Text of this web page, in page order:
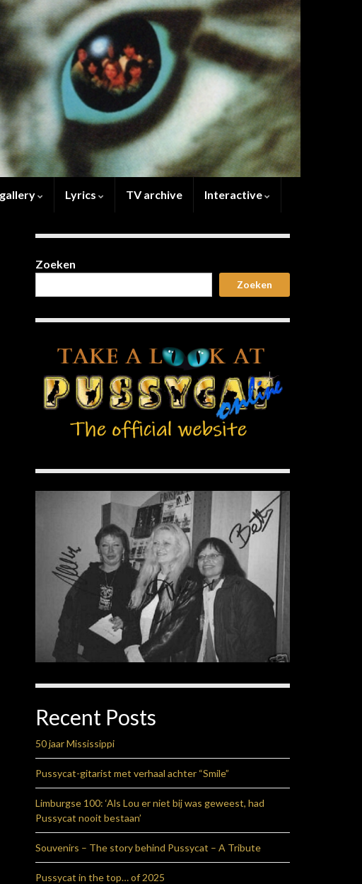
Lyrics TV archive Interactive
Zoeken
Zoeken
Recent Posts
50 jaar Mississippi
Pussycat-gitarist met verhaal achter “Smile”
Limburgse 100: ‘Als Lou er niet bij was geweest, had
Pussycat nooit bestaan’
Souvenirs – The story behind Pussycat – A Tribute
Pussycat in the top… of 2025